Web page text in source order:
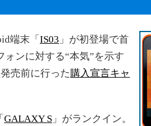
端末「 IS03 」が初登場で首
ンに対する“本気”を示す
売前に行った購入宣言キャ
GALAXY S 」がランクイン。